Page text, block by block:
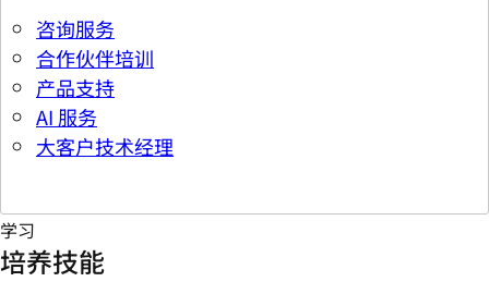
咨询服务
合作伙伴培训
产品支持
AI 服务
大客户技术经理
学习
培养技能